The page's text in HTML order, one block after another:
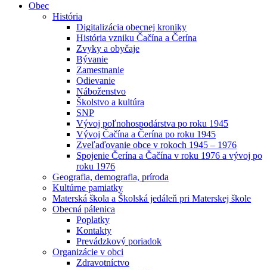
Obec
História
Digitalizácia obecnej kroniky
História vzniku Čačína a Čerína
Zvyky a obyčaje
Bývanie
Zamestnanie
Odievanie
Náboženstvo
Školstvo a kultúra
SNP
Vývoj poľnohospodárstva po roku 1945
Vývoj Čačína a Čerína po roku 1945
Zveľaďovanie obce v rokoch 1945 – 1976
Spojenie Čerína a Čačína v roku 1976 a vývoj po
roku 1976
Geografia, demografia, príroda
Kultúrne pamiatky
Materská škola a Školská jedáleň pri Materskej škole
Obecná pálenica
Poplatky
Kontakty
Prevádzkový poriadok
Organizácie v obci
Zdravotníctvo